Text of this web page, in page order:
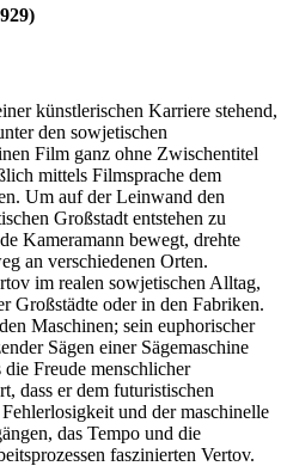
künstlerischen Karriere stehend,
den sowjetischen
Film ganz ohne Zwischentitel
mittels Filmsprache dem
Um auf der Leinwand den
Großstadt entstehen zu
Kameramann bewegt, drehte
an verschiedenen Orten.
im realen sowjetischen Alltag,
Großstädte oder in den Fabriken.
Maschinen; sein euphorischer
Sägen einer Sägemaschine
Freude menschlicher
dass er dem futuristischen
und der maschinelle
das Tempo und die
faszinierten Vertov.